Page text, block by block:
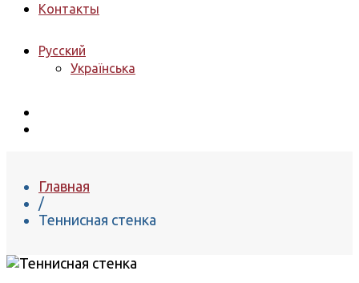
Контакты
Русский
Українська
Главная
/
Теннисная стенка